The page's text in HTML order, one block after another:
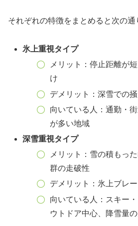
それぞれの特徴をまとめると次の通
氷上重視タイプ
メリット：停止距離が
け
デメリット：深雪での
向いている人：通勤・
が多い地域
深雪重視タイプ
メリット：雪の積もっ
群の走破性
デメリット：氷上ブレ
向いている人：スキー
ウトドア中心、降雪量